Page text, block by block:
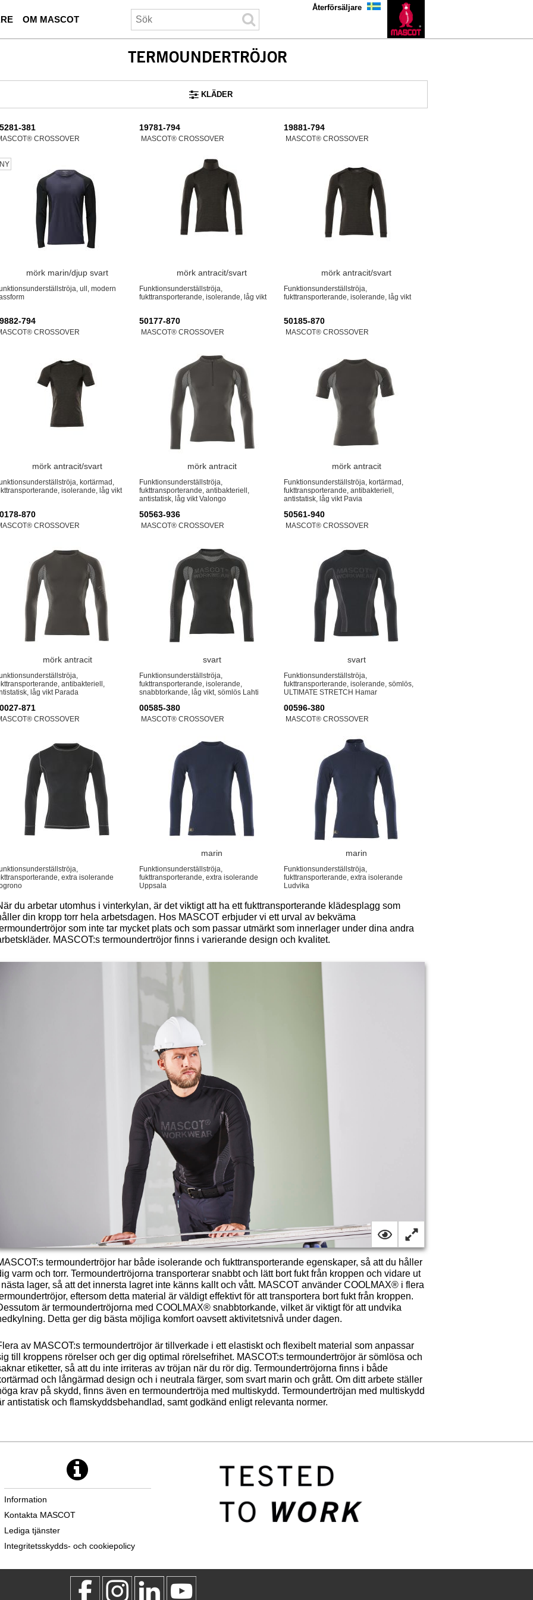
OM MASCOT
Återförsäljare
TERMOUNDERTRÖJOR
KLÄDER
381
CROSSOVER
NY
mörk marin/djup svart
ull, modern
19781-794
MASCOT® CROSSOVER
mörk antracit/svart
Funktionsunderställströja,
fukttransporterande, isolerande, låg vikt
19881-794
MASCOT® CROSSOVER
mörk antracit/svart
Funktionsunderställströja,
fukttransporterande, isolerande, låg vikt
794
CROSSOVER
mörk antracit/svart
kortärmad,
isolerande, låg vikt
50177-870
MASCOT® CROSSOVER
mörk antracit
Funktionsunderställströja,
fukttransporterande, antibakteriell,
antistatisk, låg vikt Valongo
50185-870
MASCOT® CROSSOVER
mörk antracit
Funktionsunderställströja, kortärmad,
fukttransporterande, antibakteriell,
antistatisk, låg vikt Pavia
870
CROSSOVER
mörk antracit
antibakteriell,
låg vikt Parada
50563-936
MASCOT® CROSSOVER
svart
Funktionsunderställströja,
fukttransporterande, isolerande,
snabbtorkande, låg vikt, sömlös Lahti
50561-940
MASCOT® CROSSOVER
svart
Funktionsunderställströja,
fukttransporterande, isolerande, sömlös,
ULTIMATE STRETCH Hamar
871
CROSSOVER
extra isolerande
00585-380
MASCOT® CROSSOVER
marin
Funktionsunderställströja,
fukttransporterande, extra isolerande
Uppsala
00596-380
MASCOT® CROSSOVER
marin
Funktionsunderställströja,
fukttransporterande, extra isolerande
Ludvika
du arbetar utomhus i vinterkylan, är det viktigt att ha ett fukttransporterande klädesplagg som
din kropp torr hela arbetsdagen. Hos MASCOT erbjuder vi ett urval av bekväma
som inte tar mycket plats och som passar utmärkt som innerlager under dina andra
MASCOT:s termoundertröjor finns i varierande design och kvalitet.
termoundertröjor har både isolerande och fukttransporterande egenskaper, så att du håller
varm och torr. Termoundertröjorna transporterar snabbt och lätt bort fukt från kroppen och vidare ut
nästa lager, så att det innersta lagret inte känns kallt och vått. MASCOT använder COOLMAX® i flera
eftersom detta material är väldigt effektivt för att transportera bort fukt från kroppen.
är termoundertröjorna med COOLMAX® snabbtorkande, vilket är viktigt för att undvika
Detta ger dig bästa möjliga komfort oavsett aktivitetsnivå under dagen.
av MASCOT:s termoundertröjor är tillverkade i ett elastiskt och flexibelt material som anpassar
till kroppens rörelser och ger dig optimal rörelsefrihet. MASCOT:s termoundertröjor är sömlösa och
etiketter, så att du inte irriteras av tröjan när du rör dig. Termoundertröjorna finns i både
och långärmad design och i neutrala färger, som svart marin och grått. Om ditt arbete ställer
krav på skydd, finns även en termoundertröja med multiskydd. Termoundertröjan med multiskydd
antistatisk och flamskyddsbehandlad, samt godkänd enligt relevanta normer.
Information
Kontakta MASCOT
Lediga tjänster
Integritetsskydds- och cookiepolicy